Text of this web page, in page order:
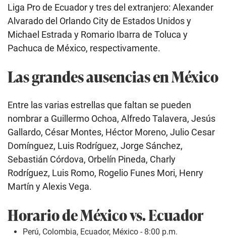
Liga Pro de Ecuador y tres del extranjero: Alexander
Alvarado del Orlando City de Estados Unidos y
Michael Estrada y Romario Ibarra de Toluca y
Pachuca de México, respectivamente.
Las grandes ausencias en México
Entre las varias estrellas que faltan se pueden
nombrar a Guillermo Ochoa, Alfredo Talavera, Jesús
Gallardo, César Montes, Héctor Moreno, Julio Cesar
Domínguez, Luis Rodríguez, Jorge Sánchez,
Sebastián Córdova, Orbelín Pineda, Charly
Rodríguez, Luis Romo, Rogelio Funes Mori, Henry
Martín y Alexis Vega.
Horario de México vs. Ecuador
Perú, Colombia, Ecuador, México - 8:00 p.m.